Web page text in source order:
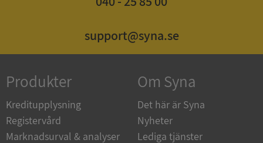
support@syna.se
Produkter
Kreditupplysning
Registervård
Marknadsurval & analyser
Om Syna
Det här är Syna
Nyheter
Lediga tjänster
www.google.com
ASP.NET_SessionId
Microsoft
Corporation
en.syna.se